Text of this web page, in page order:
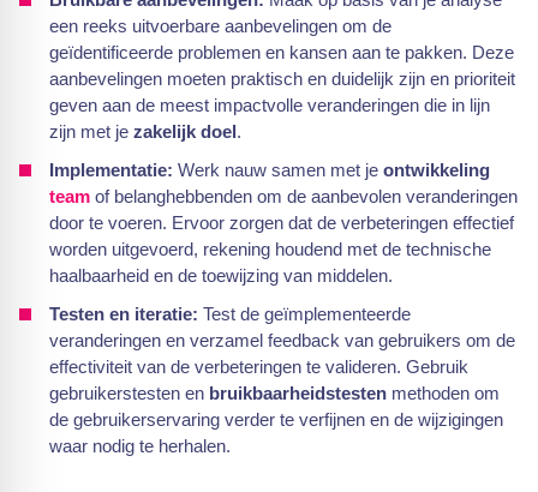
een reeks uitvoerbare aanbevelingen om de
geïdentificeerde problemen en kansen aan te pakken. Deze
aanbevelingen moeten praktisch en duidelijk zijn en prioriteit
geven aan de meest impactvolle veranderingen die in lijn
zijn met je zakelijk doel.
Implementatie: Werk nauw samen met je ontwikkeling
team of belanghebbenden om de aanbevolen veranderingen
door te voeren. Ervoor zorgen dat de verbeteringen effectief
worden uitgevoerd, rekening houdend met de technische
haalbaarheid en de toewijzing van middelen.
Testen en iteratie: Test de geïmplementeerde
veranderingen en verzamel feedback van gebruikers om de
effectiviteit van de verbeteringen te valideren. Gebruik
gebruikerstesten en bruikbaarheidstesten methoden om
de gebruikerservaring verder te verfijnen en de wijzigingen
waar nodig te herhalen.